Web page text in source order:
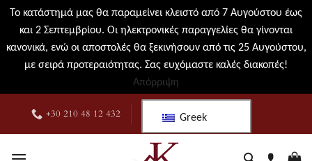
Το κατάστημά μας θα παραμείνει κλειστό από 7 Αυγούστου έως
και 2 Σεπτεμβρίου. Οι ηλεκτρονικές παραγγελίες θα γίνονται
κανονικά, ενώ οι αποστολές θα ξεκινήσουν από τις 25 Αυγούστου,
με σειρά προτεραιότητας. Σας ευχόμαστε καλές διακοπές!
Απόρριψη
περιεχόμενο
+30 210 48 12 432 Greek